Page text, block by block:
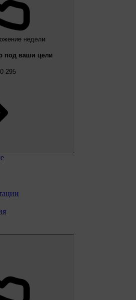
недели
под ваши цели
295